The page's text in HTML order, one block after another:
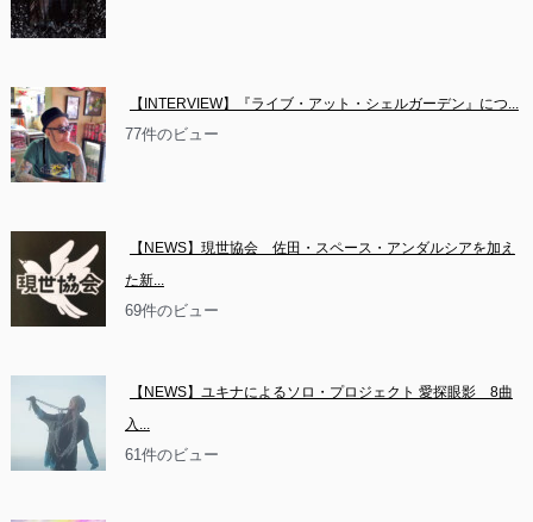
【INTERVIEW】『ライブ・アット・シェルガーデン』につ...
77件のビュー
【NEWS】現世協会　佐田・スペース・アンダルシアを加え
た新...
69件のビュー
【NEWS】ユキナによるソロ・プロジェクト 愛探眼影　8曲
入...
61件のビュー